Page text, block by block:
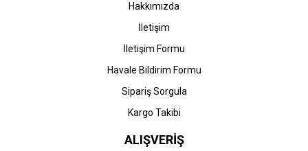
Hakkımızda
İletişim
İletişim Formu
Havale Bildirim Formu
Sipariş Sorgula
Kargo Takibi
ALIŞVERİŞ